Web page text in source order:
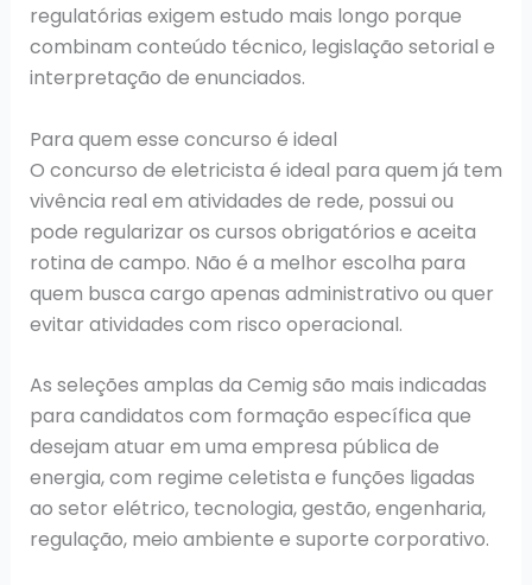
regulatórias exigem estudo mais longo porque
combinam conteúdo técnico, legislação setorial e
interpretação de enunciados.
Para quem esse concurso é ideal
O concurso de eletricista é ideal para quem já tem
vivência real em atividades de rede, possui ou
pode regularizar os cursos obrigatórios e aceita
rotina de campo. Não é a melhor escolha para
quem busca cargo apenas administrativo ou quer
evitar atividades com risco operacional.
As seleções amplas da Cemig são mais indicadas
para candidatos com formação específica que
desejam atuar em uma empresa pública de
energia, com regime celetista e funções ligadas
ao setor elétrico, tecnologia, gestão, engenharia,
regulação, meio ambiente e suporte corporativo.